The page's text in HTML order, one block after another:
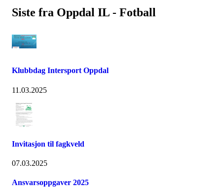
Siste fra Oppdal IL - Fotball
Klubbdag Intersport Oppdal
11.03.2025
Invitasjon til fagkveld
07.03.2025
Ansvarsoppgaver 2025